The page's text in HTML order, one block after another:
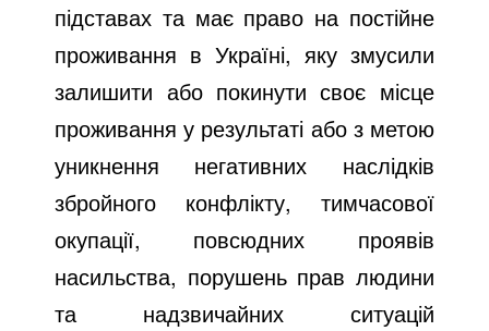
підставах та має право на постійне
проживання в Україні, яку змусили
залишити або покинути своє місце
проживання у результаті або з метою
уникнення негативних наслідків
збройного конфлікту, тимчасової
окупації, повсюдних проявів
насильства, порушень прав людини
та надзвичайних ситуацій